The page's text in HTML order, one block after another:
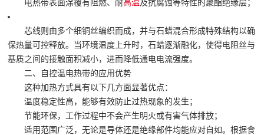
电热带表面涂覆有阻燃、耐高温及抗腐蚀等特性的聚酯绝缘层；
芯线则由多个细铜丝编织而成，并与石蜡混合形成特殊结构以确
保热量可控释放。当环境温度上升时，石蜡逐渐融化，使得电阻丝与
基质之间的接触面积减小，进而降低通电电流强度。
二、自控温电热带的应用优势
这种加热方式具有以下几方面显著优点：
温度稳定性高，能够有效防止过热现象的发生；
节能环保，工作过程中不会产生明火或有害气体排放；
适用范围广泛，无论是导体还是绝缘部件均能应对自如。根据食